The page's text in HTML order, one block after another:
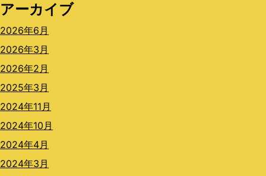
アーカイブ
2026年6月
2026年3月
2026年2月
2025年3月
2024年11月
2024年10月
2024年4月
2024年3月